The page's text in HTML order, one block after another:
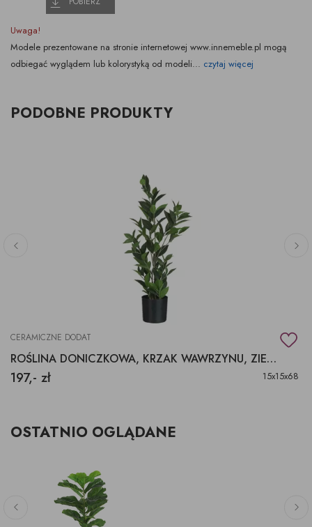
Uwaga!
Modele prezentowane na stronie internetowej www.innemeble.pl mogą
odbiegać wyglądem lub kolorystyką od modeli... czytaj więcej
PODOBNE PRODUKTY
CERAMICZNE DODAT
ROŚLINA DONICZKOWA, KRZAK WAWRZYNU, ZIELONA ROŚLINA OZDOBNA, WAWRZYN
197,- zł 15x15x68
OSTATNIO OGLĄDANE